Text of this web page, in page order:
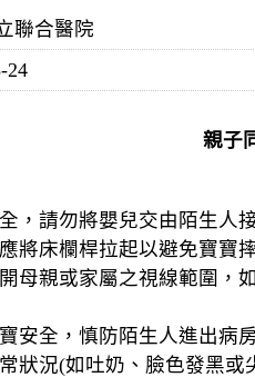
聯合醫院
24
親子
，請勿將嬰兒交由陌生人
將床欄桿拉起以避免寶寶
母親或家屬之視線範圍，
安全，慎防陌生人進出病
狀況(如吐奶、臉色發黑或